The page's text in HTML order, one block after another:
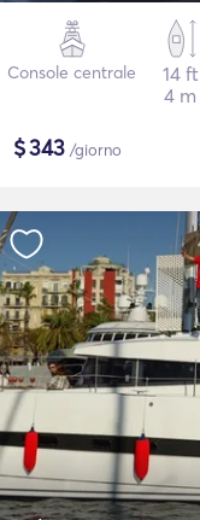
Console centrale
14 ft
4 m
$343 /giorno